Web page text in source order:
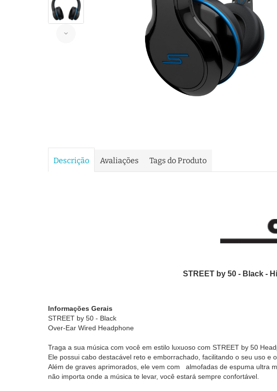
Descrição Avaliações Tags do Produto
STREET by 50 - Black -
Informações Gerais
STREET by 50 - Black
Over-Ear Wired Headphone
Traga a sua música com você em estilo luxuoso com STREET by 50
Ele possui cabo destacável reto e emborrachado, facilitando o seu uso e
Além de graves aprimorados, ele vem com almofadas de espuma ultra
não importa onde a música te levar, você estará sempre confortável.